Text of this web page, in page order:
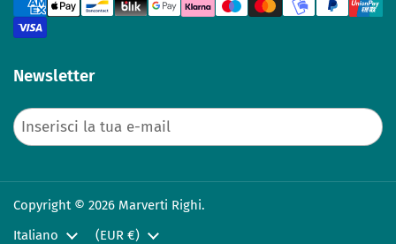
Newsletter
Copyright © 2026 Marverti Righi.
Lingua
Italiano Paese/Area geografica
(EUR €)